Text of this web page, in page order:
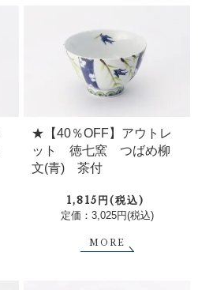
★【40％OFF】アウトレ
ット 徳七窯 つばめ柳
文(青) 茶付
1,815円(税込)
定価：3,025円(税込)
MORE